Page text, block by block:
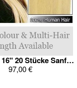
Attraktive 16" 20 Stücke Sanfte Tape In Haarverlängerung
97,00 €